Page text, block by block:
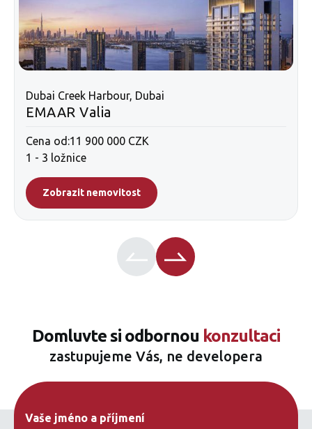
Dubai Creek Harbour, Dubai
EMAAR Valia
Cena od:11 900 000 CZK
1 - 3 ložnice
Zobrazit nemovitost
Domluvte si odbornou konzultaci
zastupujeme Vás, ne developera
Vaše jméno a příjmení